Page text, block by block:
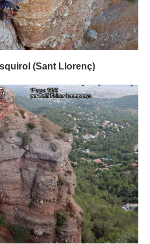
(Sant Llorenç)